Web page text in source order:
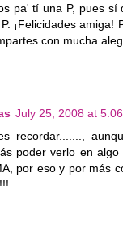
pa' tí una P, pues sí
¡Felicidades amiga!
con mucha
July 25, 2008 at
recordar.......,
poder verlo en
por eso y por más